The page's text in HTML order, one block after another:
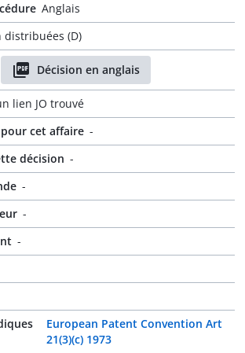
Anglais
distribuées (D)
Décision en anglais
lien JO trouvé
cet affaire -
décision -
-
-
-
European Patent Convention Art
21(3)(c) 1973